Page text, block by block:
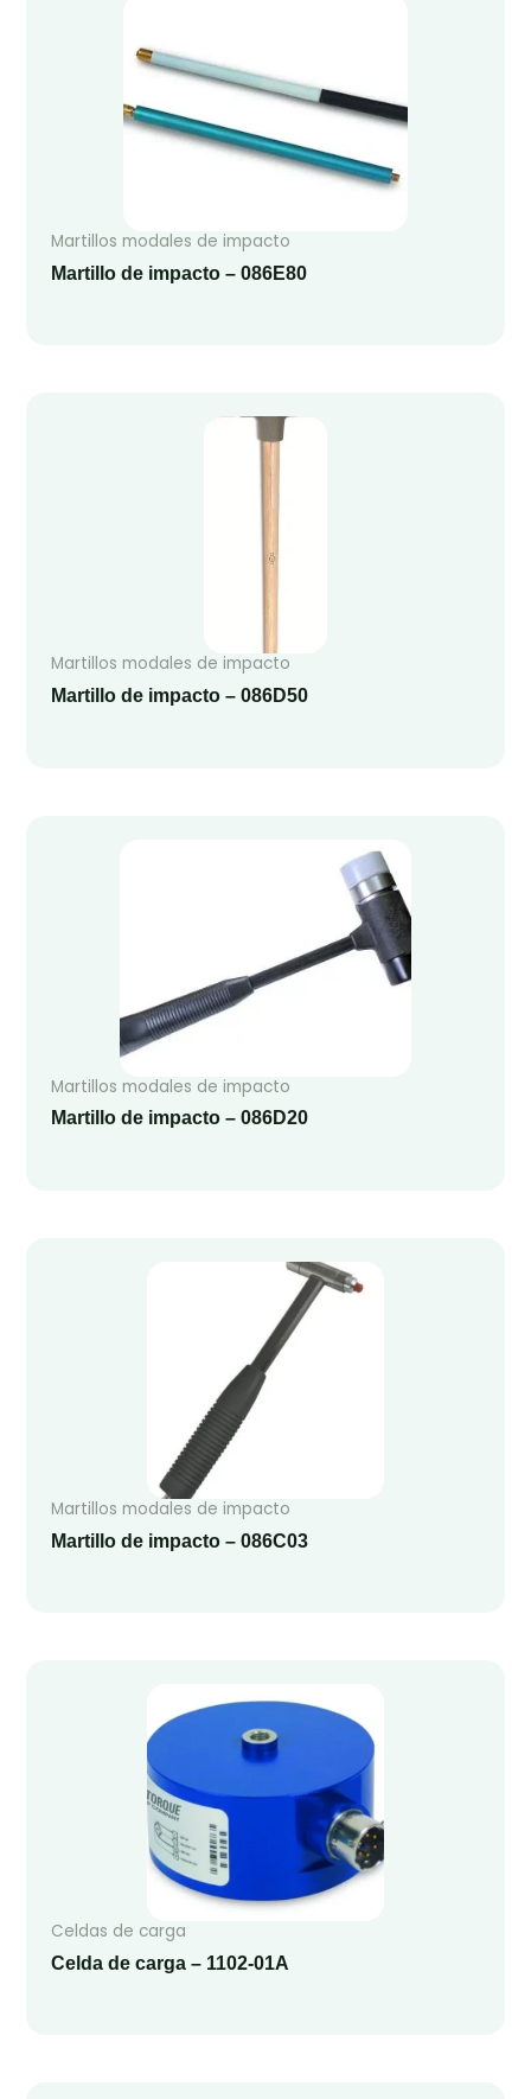
Martillos modales de impacto
Martillo de impacto – 086E80
Martillos modales de impacto
Martillo de impacto – 086D50
Martillos modales de impacto
Martillo de impacto – 086D20
Martillos modales de impacto
Martillo de impacto – 086C03
Celdas de carga
Celda de carga – 1102-01A